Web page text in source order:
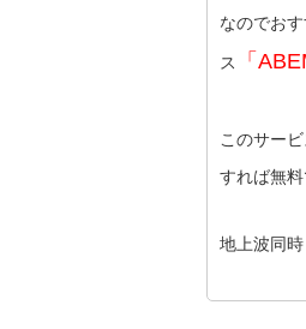
なのでお
ス 「
このサー
すれば無料
地上波同